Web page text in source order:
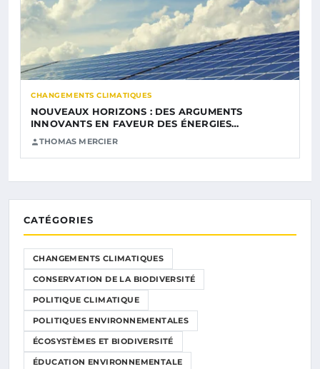
CHANGEMENTS CLIMATIQUES
NOUVEAUX HORIZONS : DES ARGUMENTS
INNOVANTS EN FAVEUR DES ÉNERGIES…
THOMAS MERCIER
CATÉGORIES
CHANGEMENTS CLIMATIQUES
CONSERVATION DE LA BIODIVERSITÉ
POLITIQUE CLIMATIQUE
POLITIQUES ENVIRONNEMENTALES
ÉCOSYSTÈMES ET BIODIVERSITÉ
ÉDUCATION ENVIRONNEMENTALE